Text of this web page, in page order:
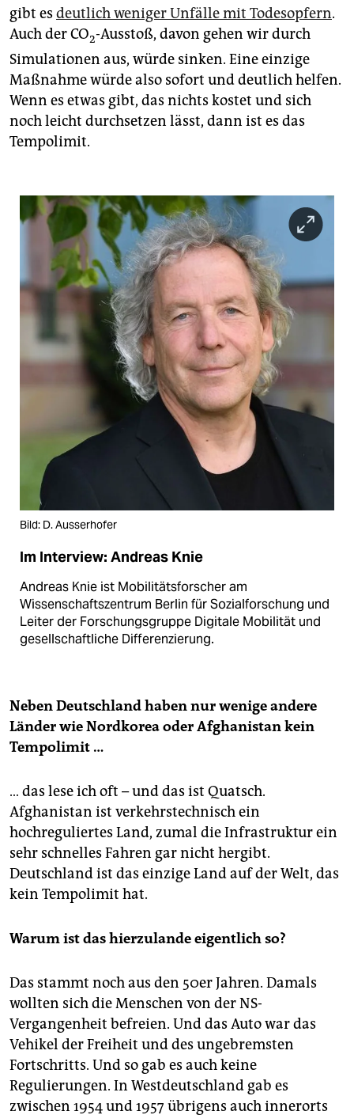
gibt es deutlich weniger Unfälle mit Todesopfern.
Auch der CO2-Ausstoß, davon gehen wir durch
Simulationen aus, würde sinken. Eine einzige
Maßnahme würde also sofort und deutlich helfen.
Wenn es etwas gibt, das nichts kostet und sich
noch leicht durchsetzen lässt, dann ist es das
Tempolimit.
Bild: D. Ausserhofer
Im Interview: Andreas Knie
Andreas Knie ist Mobilitätsforscher am
Wissenschaftszentrum Berlin für Sozialforschung und
Leiter der Forschungsgruppe Digitale Mobilität und
gesellschaftliche Differenzierung.
Neben Deutschland haben nur wenige andere
Länder wie Nordkorea oder Afghanistan kein
Tempolimit …
… das lese ich oft – und das ist Quatsch.
Afghanistan ist verkehrstechnisch ein
hochreguliertes Land, zumal die Infrastruktur ein
sehr schnelles Fahren gar nicht hergibt.
Deutschland ist das einzige Land auf der Welt, das
kein Tempolimit hat.
Warum ist das hierzulande eigentlich so?
Das stammt noch aus den 50er Jahren. Damals
wollten sich die Menschen von der NS-
Vergangenheit befreien. Und das Auto war das
Vehikel der Freiheit und des ungebremsten
Fortschritts. Und so gab es auch keine
Regulierungen. In Westdeutschland gab es
zwischen 1954 und 1957 übrigens auch innerorts